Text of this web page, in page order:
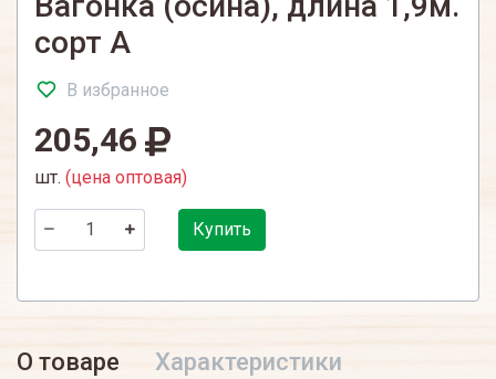
сорт А
В избранное
205,46
шт. (цена оптовая)
Купить
О товаре Характеристики